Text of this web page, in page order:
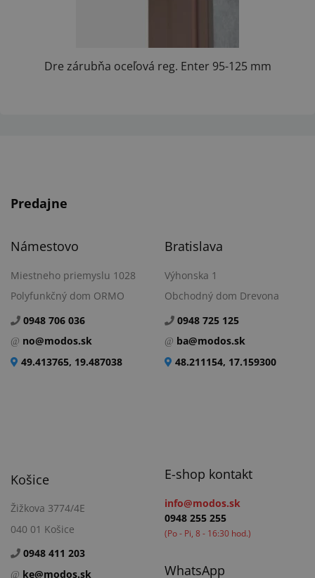
Dre zárubňa oceľová reg. Enter 95-125 mm
Predajne
Námestovo
Miestneho priemyslu 1028
Polyfunkčný dom ORMO
0948 706 036
no@modos.sk
49.413765, 19.487038
Bratislava
Výhonska 1
Obchodný dom Drevona
0948 725 125
ba@modos.sk
48.211154, 17.159300
Košice
Žižkova 3774/4E
040 01 Košice
0948 411 203
ke@modos.sk
E-shop kontakt
info@modos.sk
0948 255 255
(Po - Pi, 8 - 16:30 hod.)
WhatsApp